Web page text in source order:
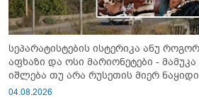
სეპარატისტების ისტერიკა ანუ
აფხაზი და ოსი მარიონეტები -
იშლება თუ არა რუსეთის მიერ
სისტემა?!
04.08.2026